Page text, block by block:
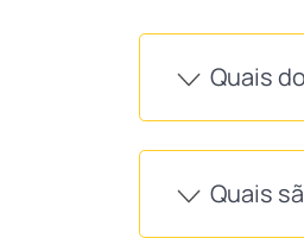
Quais
Quais